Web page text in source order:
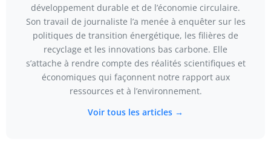
développement durable et de l’économie circulaire.
Son travail de journaliste l’a menée à enquêter sur les
politiques de transition énergétique, les filières de
recyclage et les innovations bas carbone. Elle
s’attache à rendre compte des réalités scientifiques et
économiques qui façonnent notre rapport aux
ressources et à l’environnement.
Voir tous les articles →